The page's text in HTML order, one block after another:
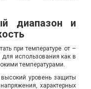
диапазон и
при температуре от –
использования как в
температурами.
уровень защиты
характерных